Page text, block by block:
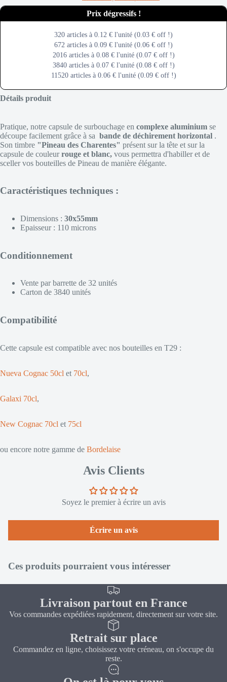
PRIX DEGRESSIFS
320 articles à 0.12 € l'unité (0.03 € off !)
672 articles à 0.09 € l'unité (0.06 € off !)
2016 articles à 0.08 € l'unité (0.07 € off !)
3840 articles à 0.07 € l'unité (0.08 € off !)
11520 articles à 0.06 € l'unité (0.09 € off !)
Détails produit
Pratique, notre capsule de surbouchage en complexe aluminium se
découpe facilement grâce à sa bande de déchirement horizontal .
Son timbre "Pineau des Charentes" présent sur la tête et sur la
capsule de couleurrouge et blanc, vous permettra d'habiller et de
sceller vos bouteilles de Pineau de manière élégante.
Caractéristiques techniques :
Dimensions : 30x55mm
Epaisseur : 110 microns
Conditionnement
Vente par barrette de 32 unités
Carton de 3840 unités
Compatibilité
Cette capsule est compatible avec nos bouteilles en T29 :
Nueva Cognac 50cl et 70cl,
Galaxi 70cl,
New Cognac 70cl et 75cl
ou encore notre gamme de Bordelaise
Avis Clients
Soyez le premier à écrire un avis
Écrire un avis
Ces produits pourraient vous intéresser
Livraison partout en France
Vos commandes expédiées rapidement, directement sur votre site.
Retrait sur place
Commandez en ligne, choisissez votre créneau, on s'occupe du
reste.